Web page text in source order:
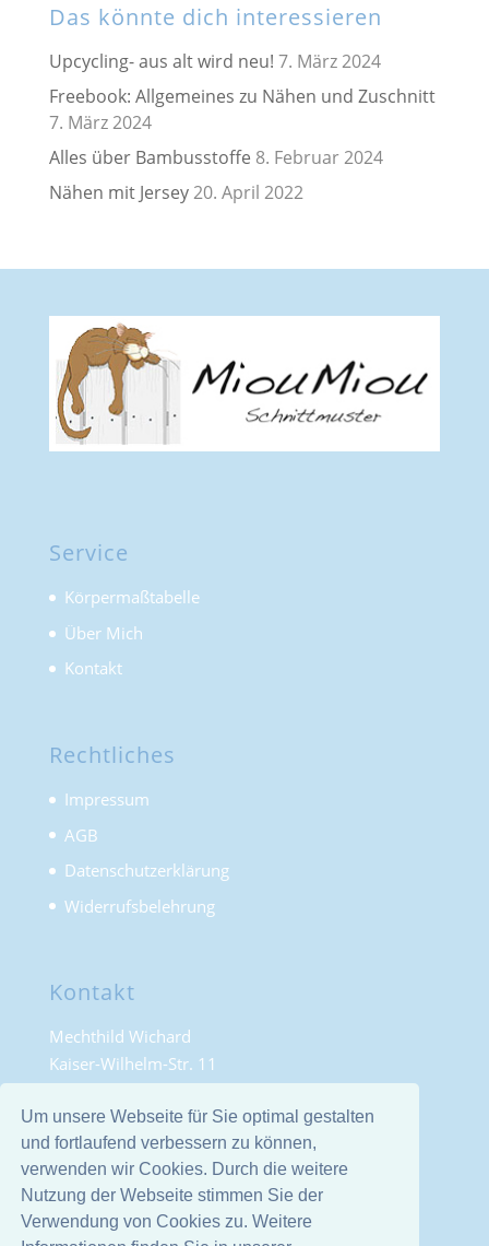
Um unsere Webseite für Sie optimal gestalten
und fortlaufend verbessern zu können,
verwenden wir Cookies. Durch die weitere
Nutzung der Webseite stimmen Sie der
Verwendung von Cookies zu. Weitere
Das könnte dich interessieren
Upcycling- aus alt wird neu! 7. März 2024
Freebook: Allgemeines zu Nähen und Zuschnitt
7. März 2024
Alles über Bambusstoffe 8. Februar 2024
Nähen mit Jersey20. April 2022
Service
Körpermaßtabelle
Über Mich
Kontakt
Rechtliches
Impressum
AGB
Datenschutzerklärung
Widerrufsbelehrung
Kontakt
Mechthild Wichard
Kaiser-Wilhelm-Str. 11
Deutschland
Telefon: 02191 882112
E-Mail: info@mioumiou.de